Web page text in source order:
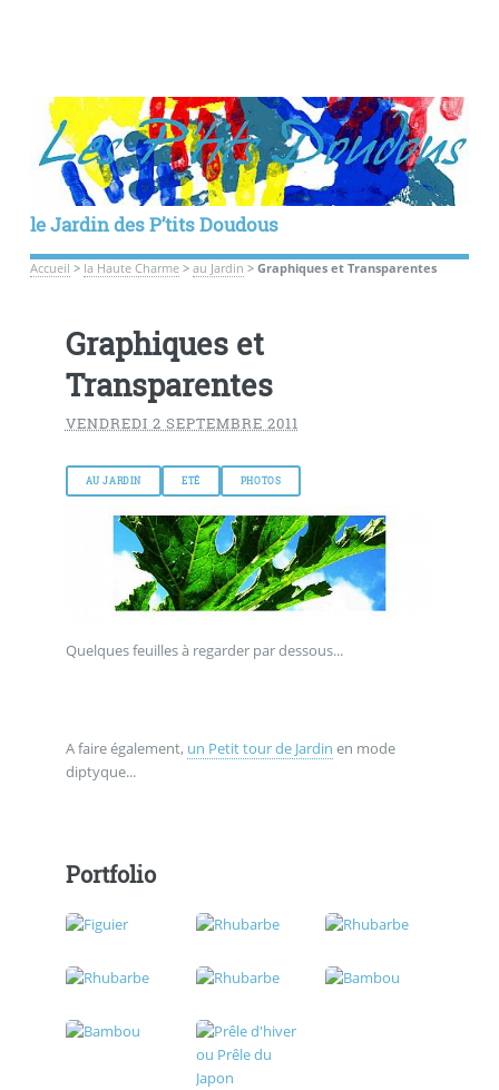
le Jardin des P’tits Doudous
Accueil > la Haute Charme> au Jardin > Graphiques et Transparentes
Graphiques et
Transparentes
VENDREDI 2 SEPTEMBRE 2011
AU JARDIN ETÉ PHOTOS
Quelques feuilles à regarder par dessous...
A faire également, un Petit tour de Jardin en mode
diptyque...
Portfolio